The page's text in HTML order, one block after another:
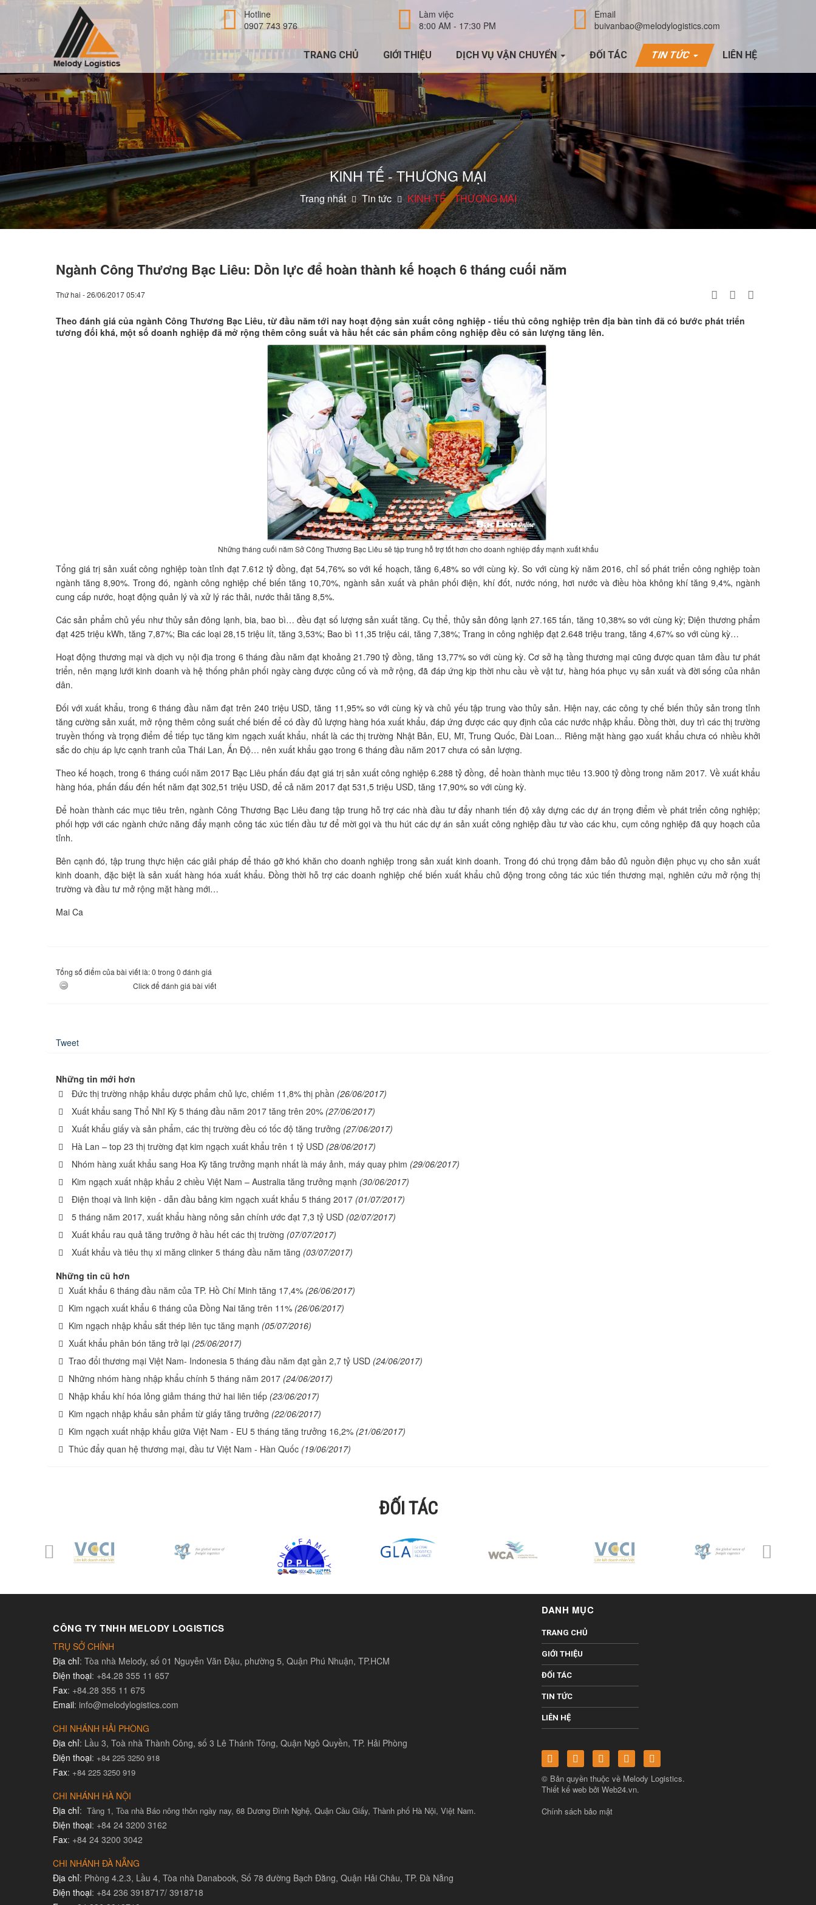
Hotline
0907 743 976
Làm việc
8:00 AM - 17:30 PM
Email
buivanbao@melodylogistics.com
TRANG CHỦ GIỚI THIỆU DỊCH VỤ VẬN CHUYỂN ĐỐI TÁC TIN TỨC LIÊN HỆ
KINH TẾ - THƯƠNG MẠI
Trang nhất Tin tức KINH TẾ - THƯƠNG MẠI
Ngành Công Thương Bạc Liêu: Dồn lực để hoàn thành kế hoạch 6 tháng cuối năm
Thứ hai - 26/06/2017 05:47
Theo đánh giá của ngành Công Thương Bạc Liêu, từ đầu năm tới nay hoạt động sản xuất công nghiệp - tiểu thủ công nghiệp trên địa bàn tỉnh đã có bước phát triển
tương đối khá, một số doanh nghiệp đã mở rộng thêm công suất và hầu hết các sản phẩm công nghiệp đều có sản lượng tăng lên.
Những tháng cuối năm Sở Công Thương Bạc Liêu sẽ tập trung hỗ trợ tốt hơn cho doanh nghiệp đẩy mạnh xuất khẩu
Tổng giá trị sản xuất công nghiệp toàn tỉnh đạt 7.612 tỷ đồng, đạt 54,76% so với kế hoạch, tăng 6,48% so với cùng kỳ. So với cùng kỳ năm 2016, chỉ số phát triển công nghiệp toàn
ngành tăng 8,90%. Trong đó, ngành công nghiệp chế biến tăng 10,70%, ngành sản xuất và phân phối điện, khí đốt, nước nóng, hơi nước và điều hòa không khí tăng 9,4%, ngành
cung cấp nước, hoạt động quản lý và xử lý rác thải, nước thải tăng 8,5%.
Các sản phẩm chủ yếu như thủy sản đông lạnh, bia, bao bì… đều đạt số lượng sản xuất tăng. Cụ thể, thủy sản đông lạnh 27.165 tấn, tăng 10,38% so với cùng kỳ; Điện thương phẩm
đạt 425 triệu kWh, tăng 7,87%; Bia các loại 28,15 triệu lít, tăng 3,53%; Bao bì 11,35 triệu cái, tăng 7,38%; Trang in công nghiệp đạt 2.648 triệu trang, tăng 4,67% so với cùng kỳ…
Hoạt động thương mại và dịch vụ nội địa trong 6 tháng đầu năm đạt khoảng 21.790 tỷ đồng, tăng 13,77% so với cùng kỳ. Cơ sở hạ tầng thương mại cũng được quan tâm đầu tư phát
triển, nên mạng lưới kinh doanh và hệ thống phân phối ngày càng được củng cố và mở rộng, đã đáp ứng kịp thời nhu cầu về vật tư, hàng hóa phục vụ sản xuất và đời sống của nhân
dân.
Đối với xuất khẩu, trong 6 tháng đầu năm đạt trên 240 triệu USD, tăng 11,95% so với cùng kỳ và chủ yếu tập trung vào thủy sản. Hiện nay, các công ty chế biến thủy sản trong tỉnh
tăng cường sản xuất, mở rộng thêm công suất chế biến để có đầy đủ lượng hàng hóa xuất khẩu, đáp ứng được các quy định của các nước nhập khẩu. Đồng thời, duy trì các thị trường
truyền thống và trọng điểm để tiếp tục tăng kim ngạch xuất khẩu, nhất là các thị trường Nhật Bản, EU, Mĩ, Trung Quốc, Đài Loan... Riêng mặt hàng gạo xuất khẩu chưa có nhiều khởi
sắc do chịu áp lực cạnh tranh của Thái Lan, Ấn Độ… nên xuất khẩu gạo trong 6 tháng đầu năm 2017 chưa có sản lượng.
Theo kế hoạch, trong 6 tháng cuối năm 2017 Bạc Liêu phấn đấu đạt giá trị sản xuất công nghiệp 6.288 tỷ đồng, để hoàn thành mục tiêu 13.900 tỷ đồng trong năm 2017. Về xuất khẩu
hàng hóa, phấn đấu đến hết năm đạt 302,51 triệu USD, để cả năm 2017 đạt 531,5 triệu USD, tăng 17,90% so với cùng kỳ.
Để hoàn thành các mục tiêu trên, ngành Công Thương Bạc Liêu đang tập trung hỗ trợ các nhà đầu tư đẩy nhanh tiến độ xây dựng các dự án trọng điểm về phát triển công nghiệp;
phối hợp với các ngành chức năng đẩy mạnh công tác xúc tiến đầu tư để mời gọi và thu hút các dự án sản xuất công nghiệp đầu tư vào các khu, cụm công nghiệp đã quy hoạch của
tỉnh.
Bên cạnh đó, tập trung thực hiện các giải pháp để tháo gỡ khó khăn cho doanh nghiệp trong sản xuất kinh doanh. Trong đó chú trọng đảm bảo đủ nguồn điện phục vụ cho sản xuất
kinh doanh, đặc biệt là sản xuất hàng hóa xuất khẩu. Đồng thời hỗ trợ các doanh nghiệp chế biến xuất khẩu chủ động trong công tác xúc tiến thương mại, nghiên cứu mở rộng thị
trường và đầu tư mở rộng mặt hàng mới…
Mai Ca
Tổng số điểm của bài viết là: 0 trong 0 đánh giá
Click để đánh giá bài viết
Tweet
Những tin mới hơn
Đức thị trường nhập khẩu dược phẩm chủ lực, chiếm 11,8% thị phần (26/06/2017)
Xuất khẩu sang Thổ Nhĩ Kỳ 5 tháng đầu năm 2017 tăng trên 20% (27/06/2017)
Xuất khẩu giấy và sản phẩm, các thị trường đều có tốc độ tăng trưởng (27/06/2017)
Hà Lan – top 23 thị trường đạt kim ngạch xuất khẩu trên 1 tỷ USD (28/06/2017)
Nhóm hàng xuất khẩu sang Hoa Kỳ tăng trưởng mạnh nhất là máy ảnh, máy quay phim (29/06/2017)
Kim ngạch xuất nhập khẩu 2 chiều Việt Nam – Australia tăng trưởng mạnh (30/06/2017)
Điện thoại và linh kiện - dẫn đầu bảng kim ngạch xuất khẩu 5 tháng 2017 (01/07/2017)
5 tháng năm 2017, xuất khẩu hàng nông sản chính ước đạt 7,3 tỷ USD (02/07/2017)
Xuất khẩu rau quả tăng trưởng ở hầu hết các thị trường (07/07/2017)
Xuất khẩu và tiêu thụ xi măng clinker 5 tháng đầu năm tăng (03/07/2017)
Những tin cũ hơn
Xuất khẩu 6 tháng đầu năm của TP. Hồ Chí Minh tăng 17,4% (26/06/2017)
Kim ngạch xuất khẩu 6 tháng của Đồng Nai tăng trên 11% (26/06/2017)
Kim ngạch nhập khẩu sắt thép liên tục tăng mạnh (05/07/2016)
Xuất khẩu phân bón tăng trở lại (25/06/2017)
Trao đổi thương mại Việt Nam- Indonesia 5 tháng đầu năm đạt gần 2,7 tỷ USD (24/06/2017)
Những nhóm hàng nhập khẩu chính 5 tháng năm 2017 (24/06/2017)
Nhập khẩu khí hóa lỏng giảm tháng thứ hai liên tiếp (23/06/2017)
Kim ngạch nhập khẩu sản phẩm từ giấy tăng trưởng (22/06/2017)
Kim ngạch xuất nhập khẩu giữa Việt Nam - EU 5 tháng tăng trưởng 16,2% (21/06/2017)
Thúc đẩy quan hệ thương mại, đầu tư Việt Nam - Hàn Quốc (19/06/2017)
ĐỐI TÁC
CÔNG TY TNHH MELODY LOGISTICS
TRỤ SỞ CHÍNH
Địa chỉ: Tòa nhà Melody, số 01 Nguyễn Văn Đậu, phường 5, Quận Phú Nhuận, TP.HCM
Điện thoại: +84.28 355 11 657
Fax: +84.28 355 11 675
Email: info@melodylogistics.com
CHI NHÁNH HẢI PHÒNG
Địa chỉ: Lầu 3, Toà nhà Thành Công, số 3 Lê Thánh Tông, Quận Ngô Quyền, TP. Hải Phòng
Điện thoại: +84 225 3250 918
Fax: +84 225 3250 919
CHI NHÁNH HÀ NỘI
Địa chỉ: Tầng 1, Tòa nhà Báo nông thôn ngày nay, 68 Dương Đình Nghệ, Quận Cầu Giấy, Thành phố Hà Nội, Việt Nam.
Điện thoại: +84 24 3200 3162
Fax: +84 24 3200 3042
CHI NHÁNH ĐÀ NẴNG
Địa chỉ: Phòng 4.2.3, Lầu 4, Tòa nhà Danabook, Số 78 đường Bạch Đằng, Quận Hải Châu, TP. Đà Nẵng
Điện thoại: +84 236 3918717/ 3918718
DANH MỤC
TRANG CHỦ
GIỚI THIỆU
ĐỐI TÁC
TIN TỨC
LIÊN HỆ
© Bản quyền thuộc về Melody Logistics.
Thiết kế web bởi Web24.vn.
Chính sách bảo mật